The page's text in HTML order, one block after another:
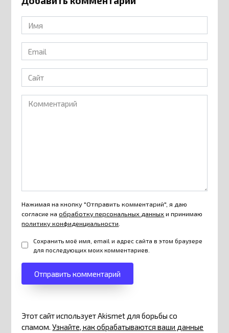
Имя
*
Email
*
Сайт
Комментарий
Нажимая на кнопку "Отправить комментарий", я даю
согласие наобработку персональных данных и принимаю
политику конфиденциальности
Сохранить моё имя, email и адрес сайта в этом браузере
для последующих моих комментариев.
Этот сайт использует Akismet для борьбы со
спамом.Узнайте, как обрабатываются ваши данные